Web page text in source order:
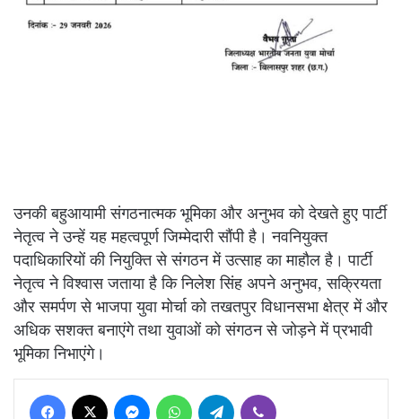
उनकी बहुआयामी संगठनात्मक भूमिका और अनुभव को देखते हुए पार्टी
नेतृत्व ने उन्हें यह महत्वपूर्ण जिम्मेदारी सौंपी है। नवनियुक्त
पदाधिकारियों की नियुक्ति से संगठन में उत्साह का माहौल है। पार्टी
नेतृत्व ने विश्वास जताया है कि निलेश सिंह अपने अनुभव, सक्रियता
और समर्पण से भाजपा युवा मोर्चा को तखतपुर विधानसभा क्षेत्र में और
अधिक सशक्त बनाएंगे तथा युवाओं को संगठन से जोड़ने में प्रभावी
भूमिका निभाएंगे।
Facebook Messenger WhatsApp Telegram